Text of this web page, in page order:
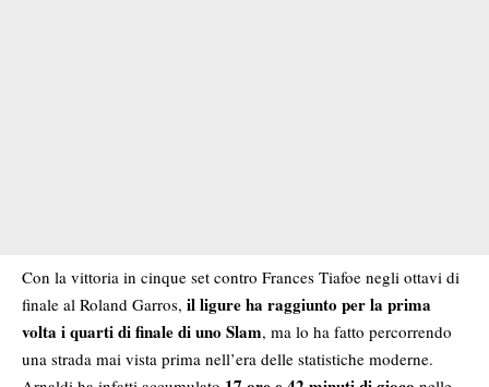
Con la vittoria in cinque set contro Frances Tiafoe negli ottavi di
finale al Roland Garros, il ligure ha raggiunto per la prima
volta i quarti di finale di uno Slam, ma lo ha fatto percorrendo
una strada mai vista prima nell’era delle statistiche moderne.